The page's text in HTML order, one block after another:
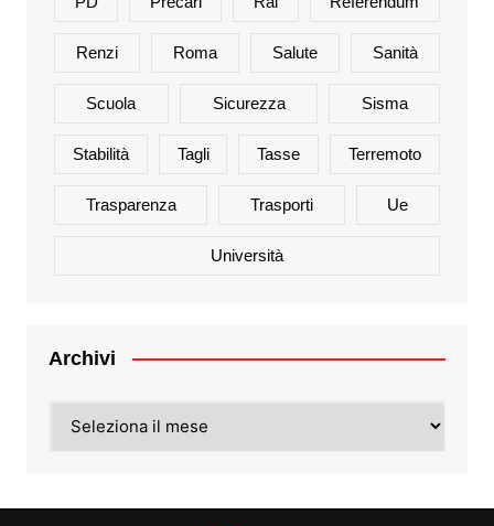
Renzi Roma Salute Sanità
Scuola Sicurezza Sisma
Stabilità Tagli Tasse Terremoto
Trasparenza Trasporti Ue
Università
Archivi